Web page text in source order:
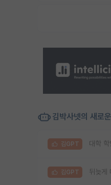
김박사넷의 새로
김GPT 대학 학
김GPT 뒤늦게